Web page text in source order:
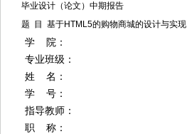
毕业设计（论文）中期报告
题 目 基于HTML5的购物商城的设计与实现
学 院：
专业班级：
姓 名：
学 号：
指导教师：
职 称：